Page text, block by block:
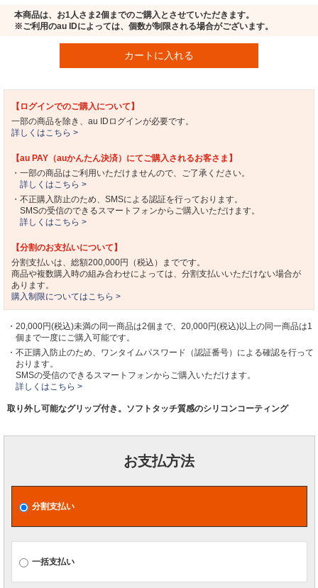
本商品は、お1人さま2個までのご購入とさせていただきます。
※ご利用のau IDによっては、個数が制限される場合がございます。
カートに入れる
【ログインでのご購入について】
一部の商品を除き、au IDログインが必要です。
詳しくはこちら >
【au PAY（auかんたん決済）にてご購入されるお客さま】
・一部の商品はご利用いただけませんので、ご了承ください。
詳しくはこちら >
・不正購入防止のため、SMSによる認証を行っております。
SMSの受信のできるスマートフォンからご購入いただけます。
詳しくはこちら >
【分割のお支払いについて】
分割支払いは、総額200,000円（税込）までです。
商品や複数購入時の組み合わせによっては、分割支払いいただけない場合が
あります。
購入制限についてはこちら >
・20,000円(税込)未満の同一商品は2個まで、20,000円(税込)以上の同一商品は1
個まで一度にご購入可能です。
・不正購入防止のため、ワンタイムパスワード（認証番号）による確認を行って
おります。
SMSの受信のできるスマートフォンからご購入いただけます。
詳しくはこちら >
取り外し可能なグリップ付き。ソフトタッチ質感のシリコンコーティング
お支払方法
分割支払い
一括支払い